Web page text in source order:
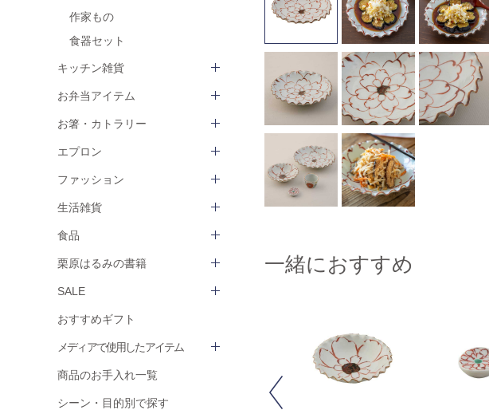
作家もの
食器セット
キッチン雑貨
お弁当アイテム
お箸・カトラリー
エプロン
ファッション
生活雑貨
食品
栗原はるみの書籍
SALE
おすすめギフト
メディアで使用したアイテム
商品のお手入れ一覧
シーン・目的別で探す
一緒におすすめ
Previous